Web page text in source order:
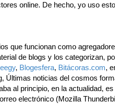
online. De hecho, yo uso
que funcionan como
de blogs y los categorizan,
, Blogesfera, Bitácoras.com,
Últimas noticias del cosmos
al principio, en la actualidad,
electrónico (Mozilla